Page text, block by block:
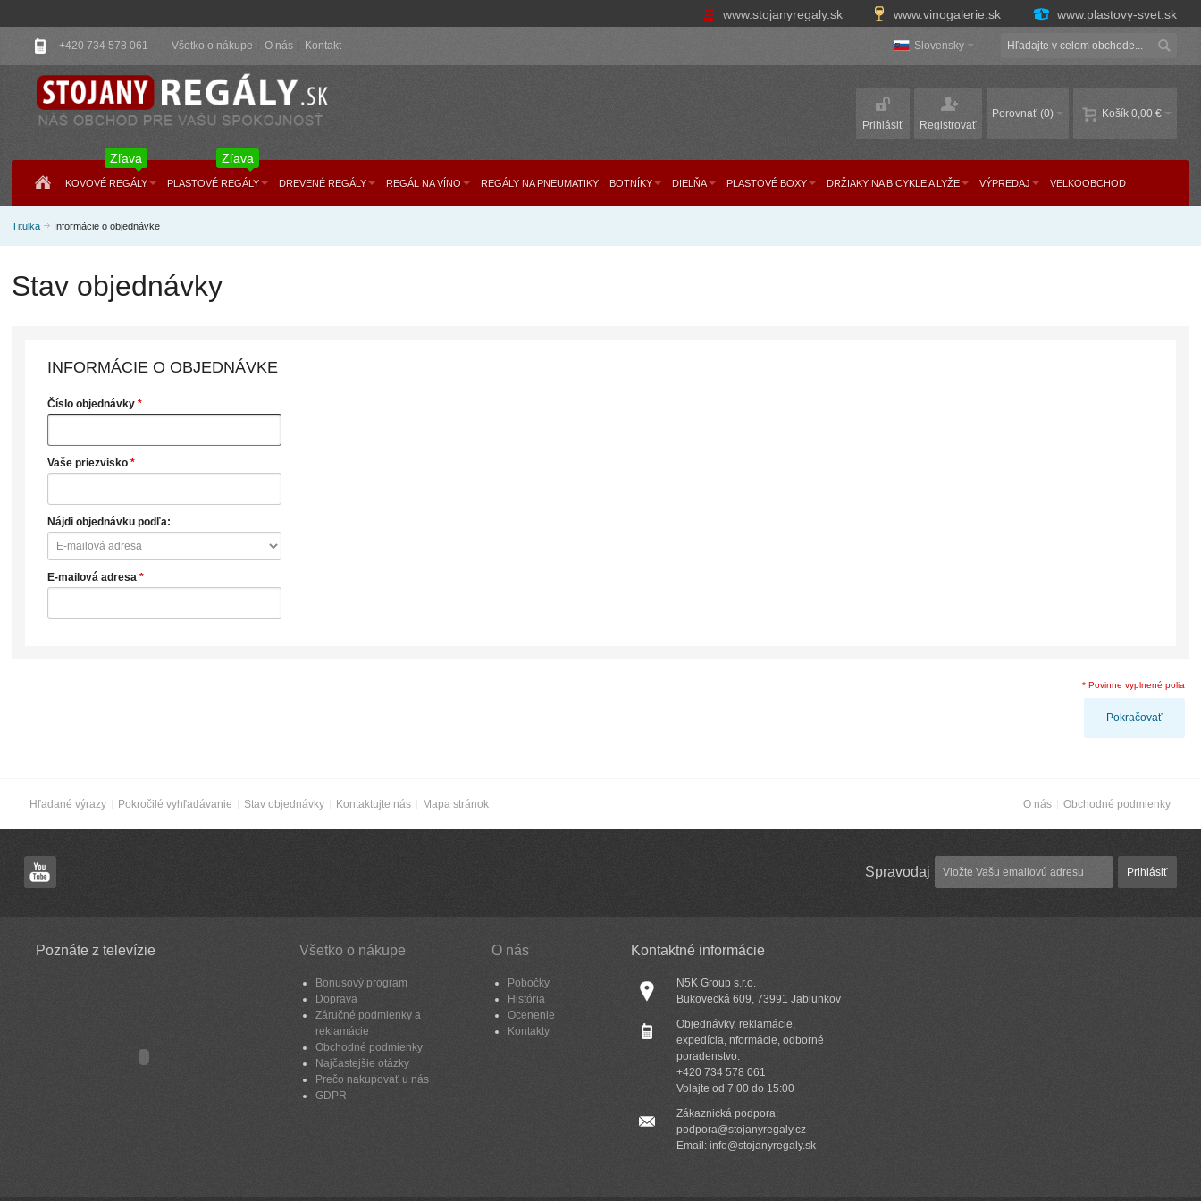
www.stojanyregaly.sk www.vinogalerie.sk www.plastovy-svet.sk
+420 734 578 061 Všetko o nákupe O nás Kontakt Slovensky
Košík 0,00 €
Porovnať (0)
Prihlásiť
Registrovať
KOVOVÉ REGÁLY
Zľava
PLASTOVÉ REGÁLY
Zľava
DREVENÉ REGÁLY REGÁL NA VÍNO REGÁLY NA PNEUMATIKY BOTNÍKY DIELŇA PLASTOVÉ BOXY DRŽIAKY NA BICYKLE A LYŽE VÝPREDAJ VELKOOBCHOD
Titulka Informácie o objednávke
Stav objednávky
INFORMÁCIE O OBJEDNÁVKE
Číslo objednávky *
Vaše priezvisko *
Nájdi objednávku podľa:
E-mailová adresa *
* Povinne vyplnené polia
Pokračovať
Hľadané výrazy Pokročilé vyhľadávanie Stav objednávky Kontaktujte nás Mapa stránok O nás Obchodné podmienky
Spravodaj Prihlásiť
Poznáte z televízie Všetko o nákupe
Bonusový program
Doprava
Záručné podmienky a
reklamácie
Obchodné podmienky
Najčastejšie otázky
Prečo nakupovať u nás
GDPR
O nás
Pobočky
História
Ocenenie
Kontakty
Kontaktné informácie
N5K Group s.r.o.
Bukovecká 609, 73991 Jablunkov
Objednávky, reklamácie,
expedícia, nformácie, odborné
poradenstvo:
+420 734 578 061
Volajte od 7:00 do 15:00
Zákaznická podpora:
podpora@stojanyregaly.cz
Email: info@stojanyregaly.sk